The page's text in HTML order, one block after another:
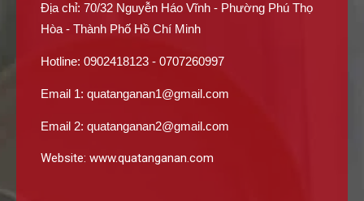
Địa chỉ: 70/32 Nguyễn Háo Vĩnh - Phường Phú Thọ
Hòa - Thành Phố Hồ Chí Minh
Hotline: 0902418123 - 0707260997
Email 1: quatanganan1@gmail.com
Email 2: quatanganan2@gmail.com
Website: www.quatanganan.com